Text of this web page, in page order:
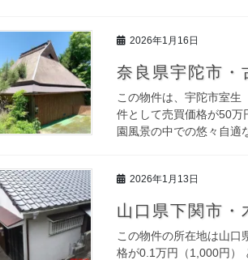
2026年1月16日
奈良県宇陀市・
この物件は、宇陀市室生
件として売買価格が50万
園風景の中での悠々自
2026年1月13日
山口県下関市
この物件の所在地は山口
格が0.1万円（1,000円）